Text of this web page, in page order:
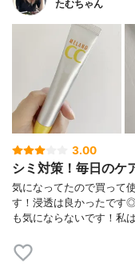
たむちゃん
3.00
シミ対策！毎日のケ
気になってたので買って
す！浸透は良かったです
も気にならないです！私